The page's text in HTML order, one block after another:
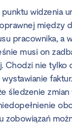
widzenia
między
pracownika,
musi on
Chodzi nie
śledzenie
zobowiązań